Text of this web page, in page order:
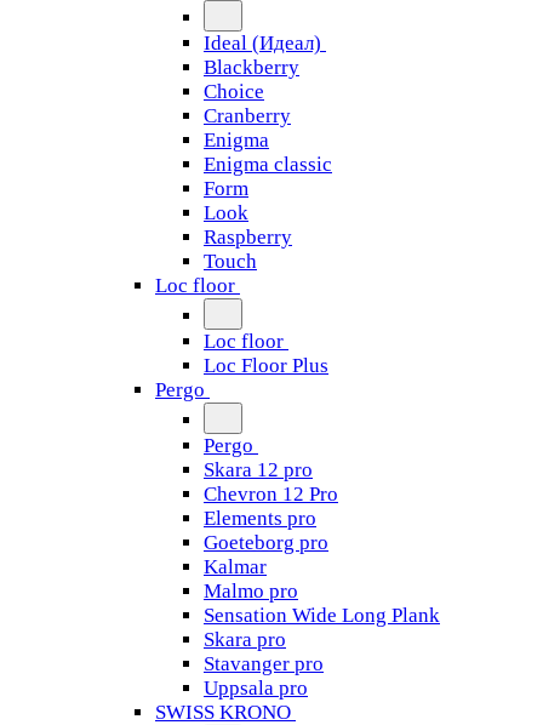
Ideal (Идеал)
Blackberry
Choice
Cranberry
Enigma
Enigma classic
Form
Look
Raspberry
Touch
Loc floor
Loc floor
Loc Floor Plus
Pergo
Pergo
Skara 12 pro
Chevron 12 Pro
Elements pro
Goeteborg pro
Kalmar
Malmo pro
Sensation Wide Long Plank
Skara pro
Stavanger pro
Uppsala pro
SWISS KRONO